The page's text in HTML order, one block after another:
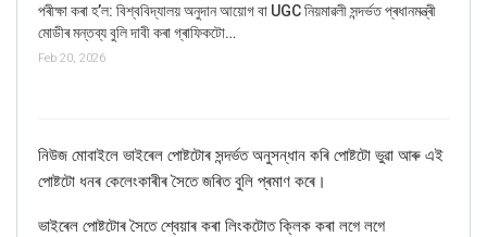
পৰীক্ষা কৰা হ’ল: বিশ্ববিদ্যালয় অনুদান আয়োগ বা UGC নিয়মাৱলী সন্দৰ্ভত প্ৰধানমন্ত্ৰী
মোডীৰ মন্তব্য বুলি দাবী কৰা গ্ৰাফিকটো…
Feb 20, 2026
নিউজ মোবাইলে ভাইৰেল পোষ্টটোৰ সন্দৰ্ভত অনুসন্ধান কৰি পোষ্টটো ভুৱা আৰু এই
পোষ্টটো ধনৰ কেলেংকাৰীৰ সৈতে জৰিত বুলি প্ৰমাণ কৰে।
ভাইৰেল পোষ্টটোৰ সৈতে শ্বেয়াৰ কৰা লিংকটোত ক্লিক কৰা লগে লগে